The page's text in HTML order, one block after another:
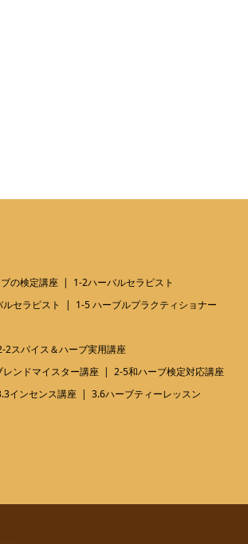
の検定講座
1-2ハーバルセラピスト
セラピスト
1-5 ハーブルプラクティショナー
2スパイス＆ハーブ実用講座
ンドマイスター講座
2-5和ハーブ検定対応講座
インセンス講座
3.6ハーブティーレッスン